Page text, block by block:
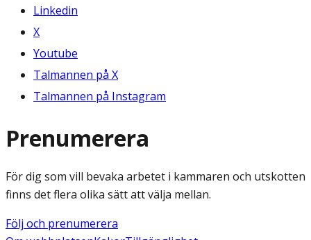
Linkedin
X
Youtube
Talmannen på X
Talmannen på Instagram
Prenumerera
För dig som vill bevaka arbetet i kammaren och utskotten
finns det flera olika sätt att välja mellan.
Följ och prenumerera